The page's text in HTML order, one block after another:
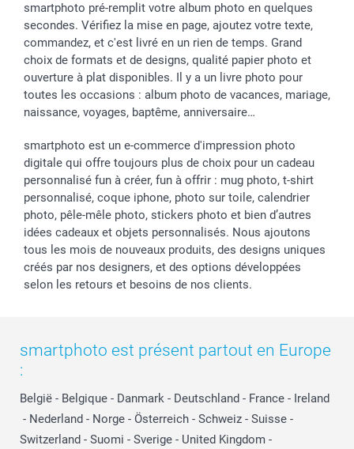
smartphoto pré-remplit votre album photo en quelques
secondes. Vérifiez la mise en page, ajoutez votre texte,
commandez, et c'est livré en un rien de temps. Grand
choix de formats et de designs, qualité papier photo et
ouverture à plat disponibles. Il y a un livre photo pour
toutes les occasions : album photo de vacances, mariage,
naissance, voyages, baptême, anniversaire…
smartphoto est un e-commerce d'impression photo
digitale qui offre toujours plus de choix pour un cadeau
personnalisé fun à créer, fun à offrir : mug photo, t-shirt
personnalisé, coque iphone, photo sur toile, calendrier
photo, pêle-mêle photo, stickers photo et bien d’autres
idées cadeaux et objets personnalisés. Nous ajoutons
tous les mois de nouveaux produits, des designs uniques
créés par nos designers, et des options développées
selon les retours et besoins de nos clients.
smartphoto est présent partout en Europe
:
België - Belgique - Danmark - Deutschland - France - Ireland
- Nederland - Norge - Österreich - Schweiz - Suisse -
Switzerland - Suomi - Sverige - United Kingdom -